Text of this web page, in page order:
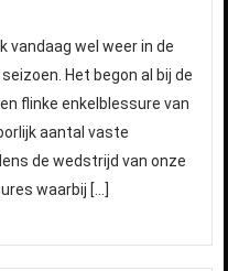
vandaag wel weer in de
Het begon al bij de
flinke enkelblessure van
aantal vaste
de wedstrijd van onze
waarbij […]